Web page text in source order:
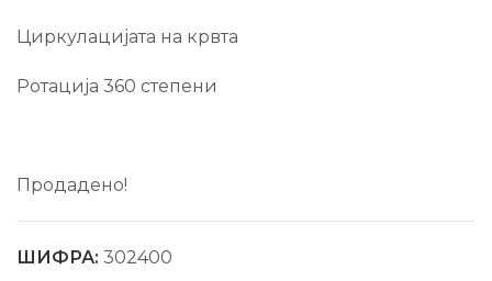
Циркулацијата на крвта
Ротација 360 степени
Продадено!
ШИФРА: 302400